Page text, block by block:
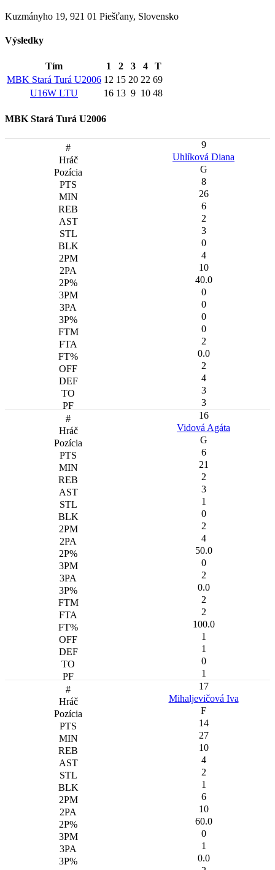
Kuzmányho 19, 921 01 Piešťany, Slovensko
Výsledky
Tím 1 2 3 4
T
MBK Stará Turá U2006 12 15 20 22 69
U16W LTU
16 13 9 10 48
MBK Stará Turá U2006
9
Uhlíková Diana
G
8
26
6
2
3
0
4
10
40.0
0
0
0
0
2
0.0
2
4
3
3
16
Vidová Agáta
G
6
21
2
3
1
0
2
4
50.0
0
2
0.0
2
2
100.0
1
1
0
1
17
Mihaljevičová Iva
F
14
27
10
4
2
1
6
10
60.0
0
1
0.0